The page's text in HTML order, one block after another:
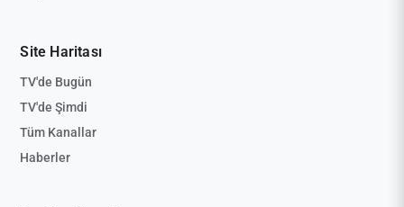
Site Haritası
TV'de Bugün
TV'de Şimdi
Tüm Kanallar
Haberler